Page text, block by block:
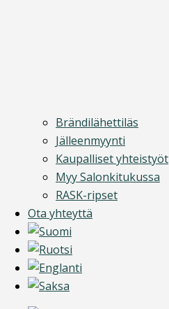
Brändilähettiläs
Jälleenmyynti
Kaupalliset yhteistyöt
Myy Salonkitukussa
RASK-ripset
Ota yhteyttä